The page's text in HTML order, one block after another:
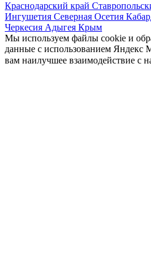
Краснодарский край
Ингушетия Северная Осетия
Черкесия Адыгея Крым
Мы используем файлы cookie и
данные с использованием Яндекс
вам наилучшее взаимодействие с